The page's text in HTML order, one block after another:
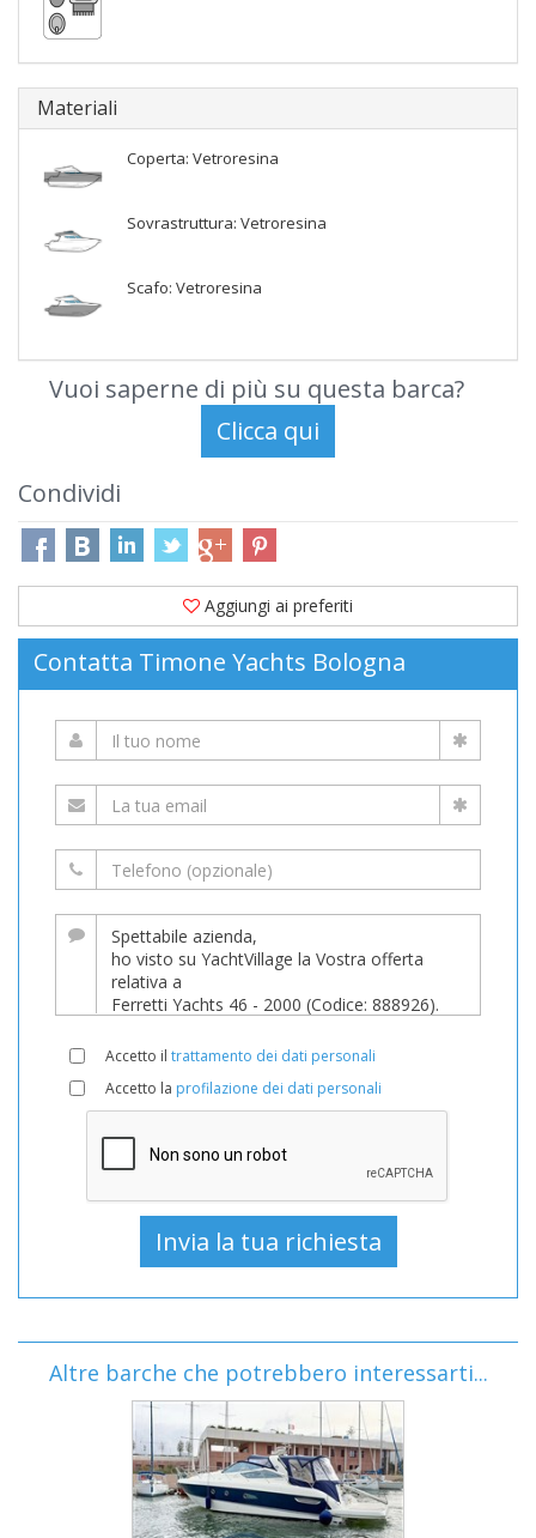
Materiali
Coperta: Vetroresina
Sovrastruttura: Vetroresina
Scafo: Vetroresina
Vuoi saperne di più su questa barca?
Condividi
Aggiungi ai preferiti
Contatta Timone Yachts Bologna
Accetto il trattamento dei dati personali
Accetto la profilazione dei dati personali
Altre barche che potrebbero interessarti...